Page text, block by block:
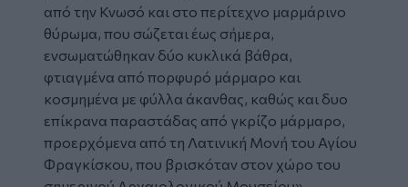
από την Κνωσό και στο περίτεχνο μαρμάρινο
θύρωμα, που σώζεται έως σήμερα,
ενσωματώθηκαν δύο κυκλικά βάθρα,
φτιαγμένα από πορφυρό μάρμαρο και
κοσμημένα με φύλλα άκανθας, καθώς και δυο
επίκρανα παραστάδας από γκρίζο μάρμαρο,
προερχόμενα από τη Λατινική Μονή του Αγίου
Φραγκίσκου, που βρισκόταν στον χώρο του